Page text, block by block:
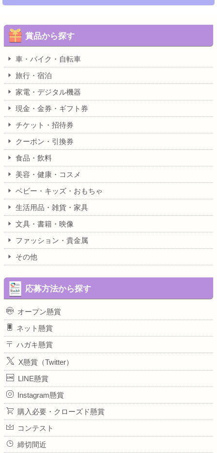
賞品から探す
車・バイク・自転車
旅行・宿泊
家電・デジタル機器
現金・金券・ギフト券
チケット・招待券
クーポン・引換券
食品・飲料
美容・健康・コスメ
ベビー・キッズ・おもちゃ
生活用品・雑貨・家具
文具・書籍・映像
ファッション・貴金属
その他
応募方法から探す
オープン懸賞
ネット懸賞
ハガキ懸賞
X懸賞（Twitter）
LINE懸賞
Instagram懸賞
購入必要・クローズド懸賞
コンテスト
締切間近